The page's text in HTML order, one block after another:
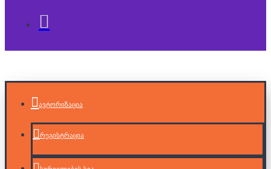
ავტორიზაცია
რეგისტრაცია